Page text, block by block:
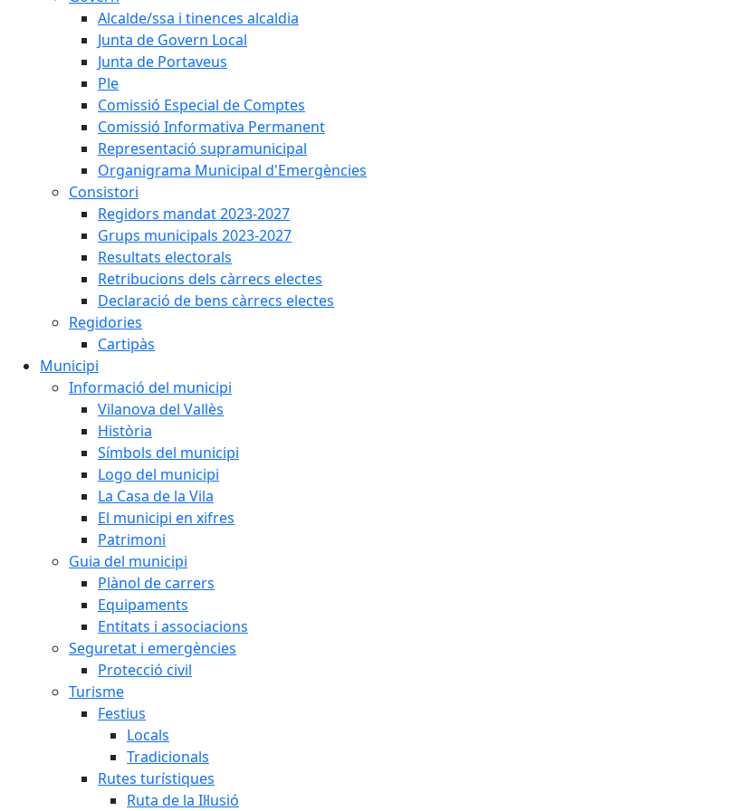
Alcalde/ssa i tinences alcaldia
Junta de Govern Local
Junta de Portaveus
Ple
Comissió Especial de Comptes
Comissió Informativa Permanent
Representació supramunicipal
Organigrama Municipal d'Emergències
Consistori
Regidors mandat 2023-2027
Grups municipals 2023-2027
Resultats electorals
Retribucions dels càrrecs electes
Declaració de bens càrrecs electes
Regidories
Cartipàs
Municipi
Informació del municipi
Vilanova del Vallès
Història
Símbols del municipi
Logo del municipi
La Casa de la Vila
El municipi en xifres
Patrimoni
Guia del municipi
Plànol de carrers
Equipaments
Entitats i associacions
Seguretat i emergències
Protecció civil
Turisme
Festius
Locals
Tradicionals
Rutes turístiques
Ruta de la Il·lusió